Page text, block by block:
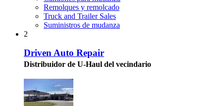
Remolques y remolcado
Truck and Trailer Sales
Suministros de mudanza
2
Driven Auto Repair
Distribuidor de U-Haul del vecindario